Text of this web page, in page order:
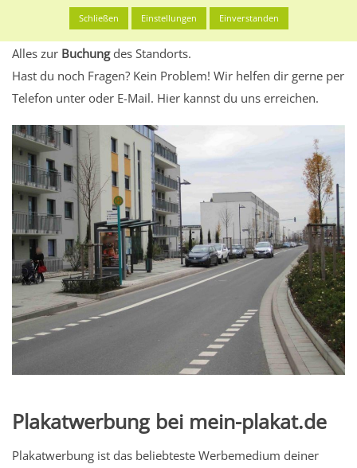
Werbeinhalten informieren.
Alles klar? Dann findest du direkt im unteren Teil dieser Seite
Alles zur Buchungdes Standorts.
Hast du noch Fragen? Kein Problem! Wir helfen dir gerne per
Telefon unter oder E-Mail. Hier kannst du uns erreichen.
Plakatwerbung bei mein-plakat.de
Plakatwerbung ist das beliebteste Werbemedium deiner
Schließen Einstellungen Einverstanden